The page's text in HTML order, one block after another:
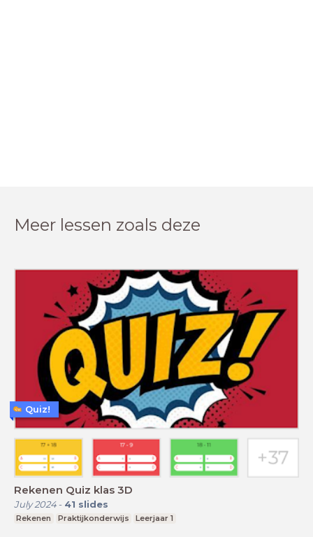
Meer lessen zoals deze
Rekenen Quiz klas 3D
July 2024- 41 slides
Rekenen Praktijkonderwijs Leerjaar 1
Quiz!